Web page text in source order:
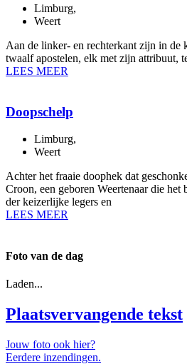
Limburg,
Weert
Aan de linker- en rechterkant zijn in de
twaalf apostelen, elk met zijn attribuut,
LEES MEER
Doopschelp
Limburg,
Weert
Achter het fraaie doophek dat
Croon, een geboren Weertenaar die het
der keizerlijke legers en
LEES MEER
Foto van de dag
Laden...
Plaatsvervangende tekst
Jouw foto ook hier?
Eerdere inzendingen.